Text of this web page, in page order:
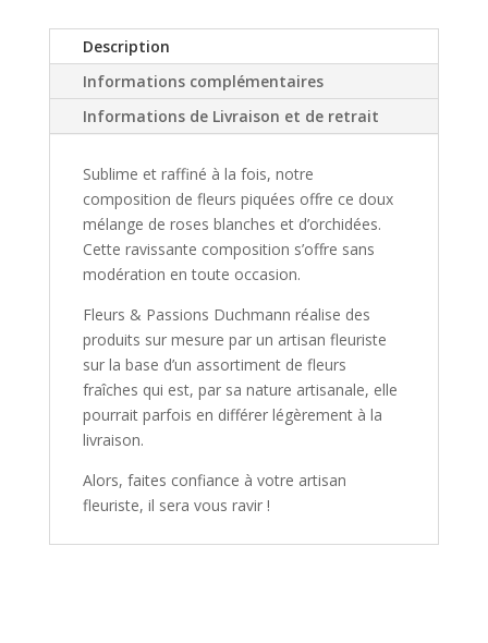
Description
Informations complémentaires
Informations de Livraison et de retrait
Sublime et raffiné à la fois, notre
composition de fleurs piquées offre ce doux
mélange de roses blanches et d’orchidées.
Cette ravissante composition s’offre sans
modération en toute occasion.
Fleurs & Passions Duchmann réalise des
produits sur mesure par un artisan fleuriste
sur la base d’un assortiment de fleurs
fraîches qui est, par sa nature artisanale, elle
pourrait parfois en différer légèrement à la
livraison.
Alors, faites confiance à votre artisan
fleuriste, il sera vous ravir !